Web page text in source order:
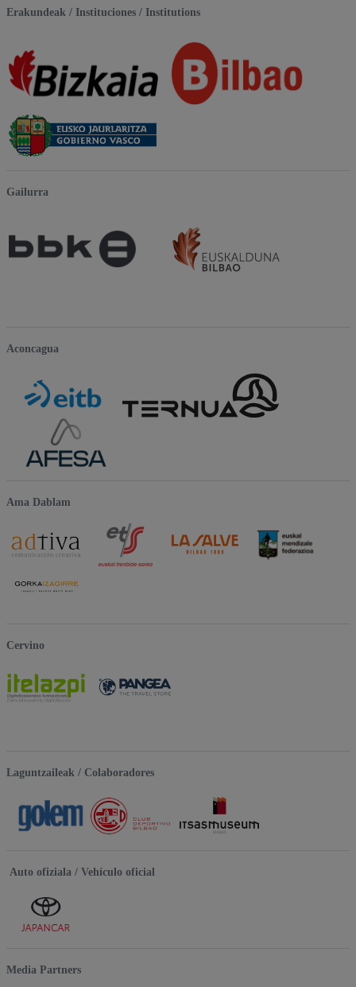
Erakundeak / Instituciones / Institutions
Gailurra
Aconcagua
Ama Dablam
Cervino
Laguntzaileak / Colaboradores
Auto ofiziala / Vehículo oficial
Media Partners